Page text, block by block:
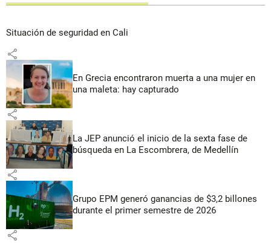
Situación de seguridad en Cali
share
En Grecia encontraron muerta a una mujer en
una maleta: hay capturado
share
La JEP anunció el inicio de la sexta fase de
búsqueda en La Escombrera, de Medellín
share
Grupo EPM generó ganancias de $3,2 billones
durante el primer semestre de 2026
share